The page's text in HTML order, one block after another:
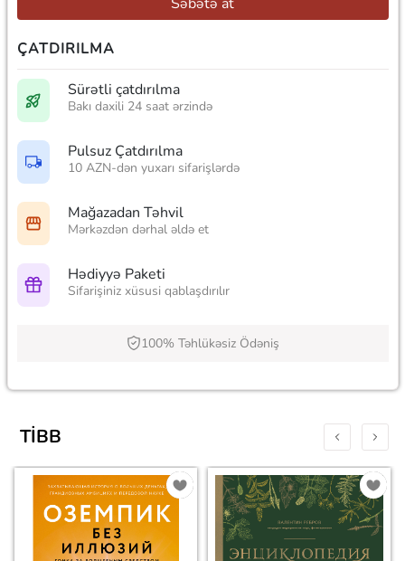
ÇATDIRILMA
Sürətli çatdırılma
Bakı daxili 24 saat ərzində
Pulsuz Çatdırılma
10 AZN-dən yuxarı sifarişlərdə
Mağazadan Təhvil
Mərkəzdən dərhal əldə et
Hədiyyə Paketi
Sifarişiniz xüsusi qablaşdırılır
100% Təhlükəsiz Ödəniş
TIBB